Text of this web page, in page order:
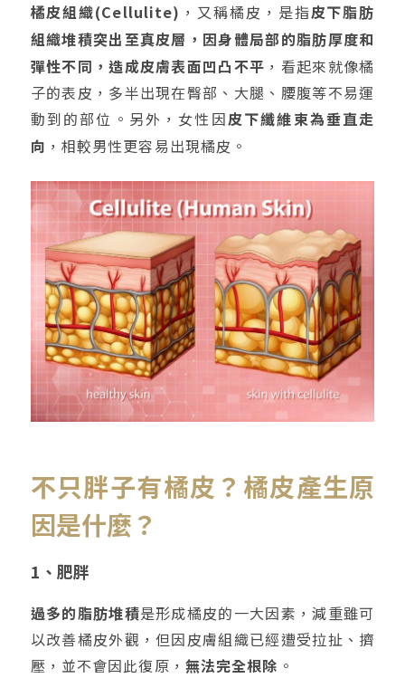
橘皮組織(Cellulite) ，又稱橘皮，是指皮下脂肪
組織堆積突出至真皮層，因身體局部的脂肪厚度和
彈性不同，造成皮膚表面凹凸不平 ，看起來就像橘
子的表皮，多半出現在臀部、大腿、腰腹等不易運
動到的部位。另外，女性因皮下纖維束為垂直走
向 ，相較男性更容易出現橘皮。
不只胖子有橘皮？橘皮產生原
因是什麼？
1、肥胖
過多的脂肪堆積是形成橘皮的一大因素，減重雖可
以改善橘皮外觀，但因皮膚組織已經遭受拉扯、擠
壓，並不會因此復原， 無法完全根除 。